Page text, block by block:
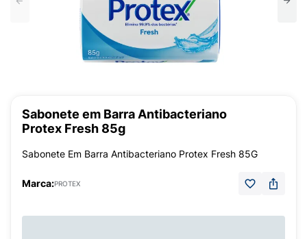
Sabonete em Barra Antibacteriano
Protex Fresh 85g
Sabonete Em Barra Antibacteriano Protex Fresh 85G
Marca:PROTEX